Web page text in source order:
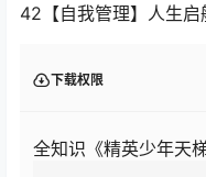
42【自我管理】人生
下载权限
全知识《精英少年天